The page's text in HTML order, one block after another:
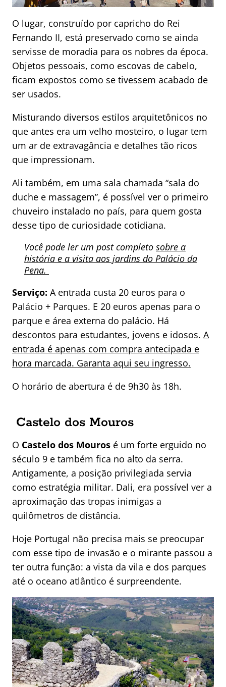
O lugar, construído por capricho do Rei
Fernando II, está preservado como se ainda
servisse de moradia para os nobres da época.
Objetos pessoais, como escovas de cabelo,
ficam expostos como se tivessem acabado de
ser usados.
Misturando diversos estilos arquitetônicos no
que antes era um velho mosteiro, o lugar tem
um ar de extravagância e detalhes tão ricos
que impressionam.
Ali também, em uma sala chamada “sala do
duche e massagem”, é possível ver o primeiro
chuveiro instalado no país, para quem gosta
desse tipo de curiosidade cotidiana.
Você pode ler um post completo sobre a
história e a visita aos jardins do Palácio da
Pena.
Serviço: A entrada custa 20 euros para o
Palácio + Parques. E 20 euros apenas para o
parque e área externa do palácio. Há
descontos para estudantes, jovens e idosos. A
entrada é apenas com compra antecipada e
hora marcada. Garanta aqui seu ingresso.
O horário de abertura é de 9h30 às 18h.
Castelo dos Mouros
O Castelo dos Mouros é um forte erguido no
século 9 e também fica no alto da serra.
Antigamente, a posição privilegiada servia
como estratégia militar. Dali, era possível ver a
aproximação das tropas inimigas a
quilômetros de distância.
Hoje Portugal não precisa mais se preocupar
com esse tipo de invasão e o mirante passou a
ter outra função: a vista da vila e dos parques
até o oceano atlântico é surpreendente.